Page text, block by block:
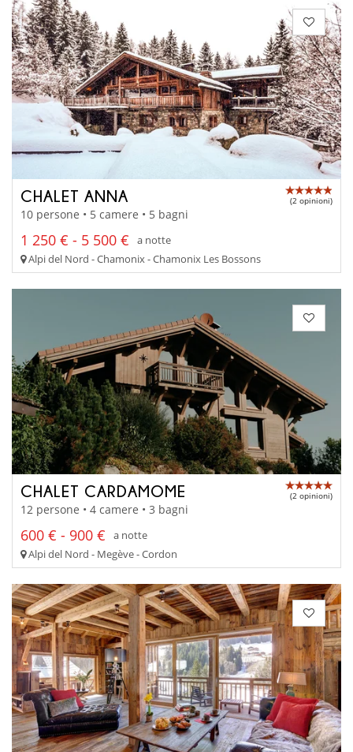
CHALET ANNA (2 opinioni)
10 persone • 5 camere • 5 bagni
1 250 € - 5 500 €
a notte
Alpi del Nord - Chamonix - Chamonix Les Bossons
CHALET CARDAMOME (2 opinioni)
12 persone • 4 camere • 3 bagni
600 € - 900 €
a notte
Alpi del Nord - Megève - Cordon